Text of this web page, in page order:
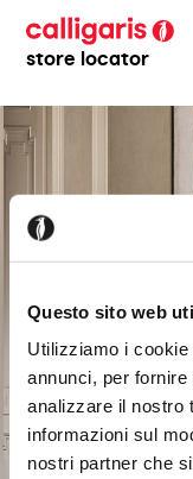
Questo sito web
Utilizziamo i
annunci, per
analizzare il nostro
informazioni sul
nostri partner che
store locator